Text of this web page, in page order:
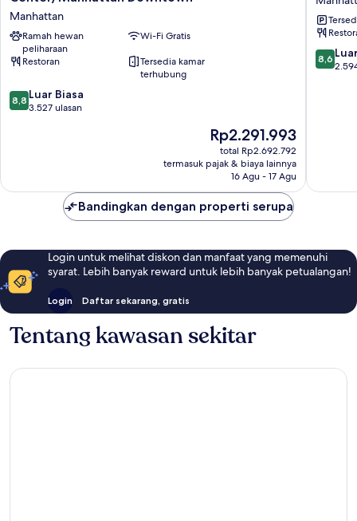
NYC
Financial
Center/Manhattan
Downtown
Manhattan
Ramah hewan
peliharaan
Wi-Fi Gratis
Restoran
Tersedia kamar
terhubung
8.8
dari
8,8 Luar Biasa
3.527 ulasan
Harga
sekarang
Rp2.291.993
Rp2.291.993
total Rp2.692.792
termasuk pajak & biaya lainnya
16 Agu - 17 Agu
By
New
York
8.6
dari
8,6
Bandingkan dengan properti serupa
Login untuk melihat diskon dan manfaat yang memenuhi
syarat. Lebih banyak reward untuk lebih banyak petualangan!
Login Daftar sekarang, gratis
Tentang kawasan sekitar